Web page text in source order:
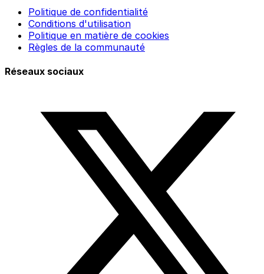
Politique de confidentialité
Conditions d'utilisation
Politique en matière de cookies
Règles de la communauté
Réseaux sociaux